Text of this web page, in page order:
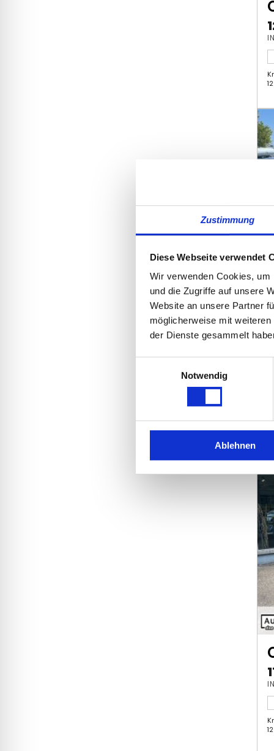
Diese Webseite verwendet
Wir verwenden Cookies, um
Website an unsere Partner
möglicherweise mit
der Dienste gesammelt
Einwilligungsauswahl
Notwendig
Ablehnen